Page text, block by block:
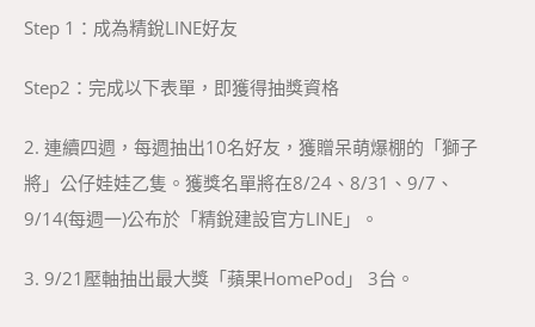
Step 1：成為精銳LINE好友
Step2：完成以下表單，即獲得抽獎資格
2. 連續四週，每週抽出10名好友，獲贈呆萌爆棚的「獅子
將」公仔娃娃乙隻。獲獎名單將在8/24、8/31、9/7、
9/14(每週一)公布於「精銳建設官方LINE」。
3. 9/21壓軸抽出最大獎「蘋果HomePod」 3台。